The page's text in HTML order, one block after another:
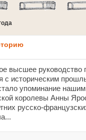
высшее руководство
с историческим
упоминание
королевы Анны
русско-